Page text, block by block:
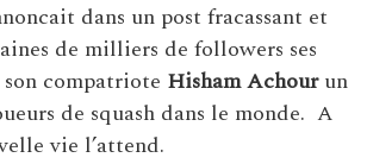
dans un post fracassant et
de milliers de followers ses
compatriote Hisham Achourun
de squash dans le monde. A
vie l’attend.